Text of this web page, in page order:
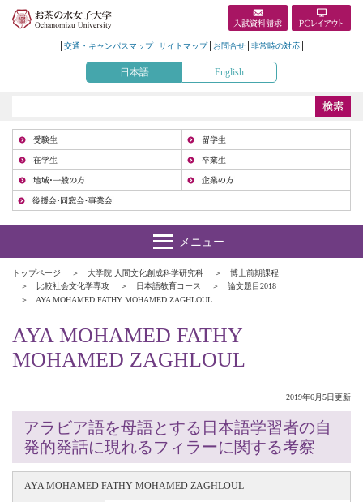
交通・キャンパスマップ サイトマップ お問合せ 非常時の対応
日本語 English
トップページ 大学院 人間文化創成科学研究科
博士前期課程
比較社会文化学専攻
日本語教育コース
論文題目2018
AYA MOHAMED FATHY MOHAMED ZAGHLOUL
AYA MOHAMED FATHY
MOHAMED ZAGHLOUL
2019年6月5日更新
アラビア語を母語とする日本語学習者の自
発的発話に現れるフィラーに関する考察
AYA MOHAMED FATHY MOHAMED ZAGHLOUL